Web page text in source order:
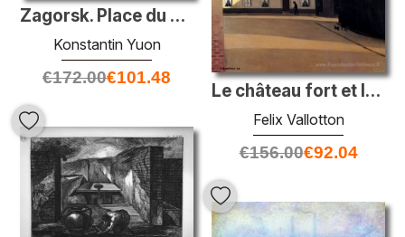
Le château fort et le lieu d'Andèlys
Felix Vallotton
€156.00€92.04
Zagorsk. Place du marché
Konstantin Yuon
€172.00€101.48